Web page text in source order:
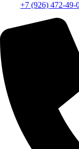
Бесплатный звонок
E-mail:
+7 (926) 472-